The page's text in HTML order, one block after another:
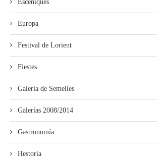
Escéniques
Europa
Festival de Lorient
Fiestes
Galería de Semelles
Galerías 2008/2014
Gastronomía
Hestoria